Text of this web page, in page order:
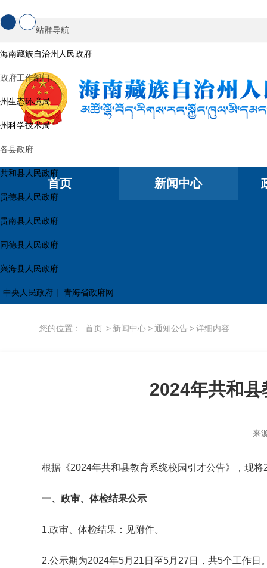
站群导航
海南藏族自治州人民政府
政府工作部门
州生态环境局
州科学技术局
各县政府
共和县人民政府
贵德县人民政府
贵南县人民政府
同德县人民政府
兴海县人民政府
中央人民政府 | 青海省政府网
首页 新闻中心
您的位置： 首页 > 新闻中心>通知公告>详细内容
2024年共和
来
根据《2024年共和县教育系统校园引才公告》，现
一、政审、体检结果公示
1.政审、体检结果：见附件。
2.公示期为2024年5月21日至5月27日，共5个工作日